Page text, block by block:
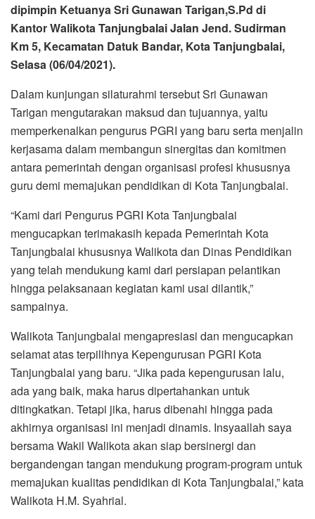
dipimpin Ketuanya Sri Gunawan Tarigan,S.Pd di
Kantor Walikota Tanjungbalai Jalan Jend. Sudirman
Km 5, Kecamatan Datuk Bandar, Kota Tanjungbalai,
Selasa (06/04/2021).
Dalam kunjungan silaturahmi tersebut Sri Gunawan
Tarigan mengutarakan maksud dan tujuannya, yaitu
memperkenalkan pengurus PGRI yang baru serta menjalin
kerjasama dalam membangun sinergitas dan komitmen
antara pemerintah dengan organisasi profesi khususnya
guru demi memajukan pendidikan di Kota Tanjungbalai.
“Kami dari Pengurus PGRI Kota Tanjungbalai
mengucapkan terimakasih kepada Pemerintah Kota
Tanjungbalai khususnya Walikota dan Dinas Pendidikan
yang telah mendukung kami dari persiapan pelantikan
hingga pelaksanaan kegiatan kami usai dilantik,”
sampainya.
Walikota Tanjungbalai mengapresiasi dan mengucapkan
selamat atas terpilihnya Kepengurusan PGRI Kota
Tanjungbalai yang baru. “Jika pada kepengurusan lalu,
ada yang baik, maka harus dipertahankan untuk
ditingkatkan. Tetapi jika, harus dibenahi hingga pada
akhirnya organisasi ini menjadi dinamis. Insyaallah saya
bersama Wakil Walikota akan siap bersinergi dan
bergandengan tangan mendukung program-program untuk
memajukan kualitas pendidikan di Kota Tanjungbalai,” kata
Walikota H.M. Syahrial.